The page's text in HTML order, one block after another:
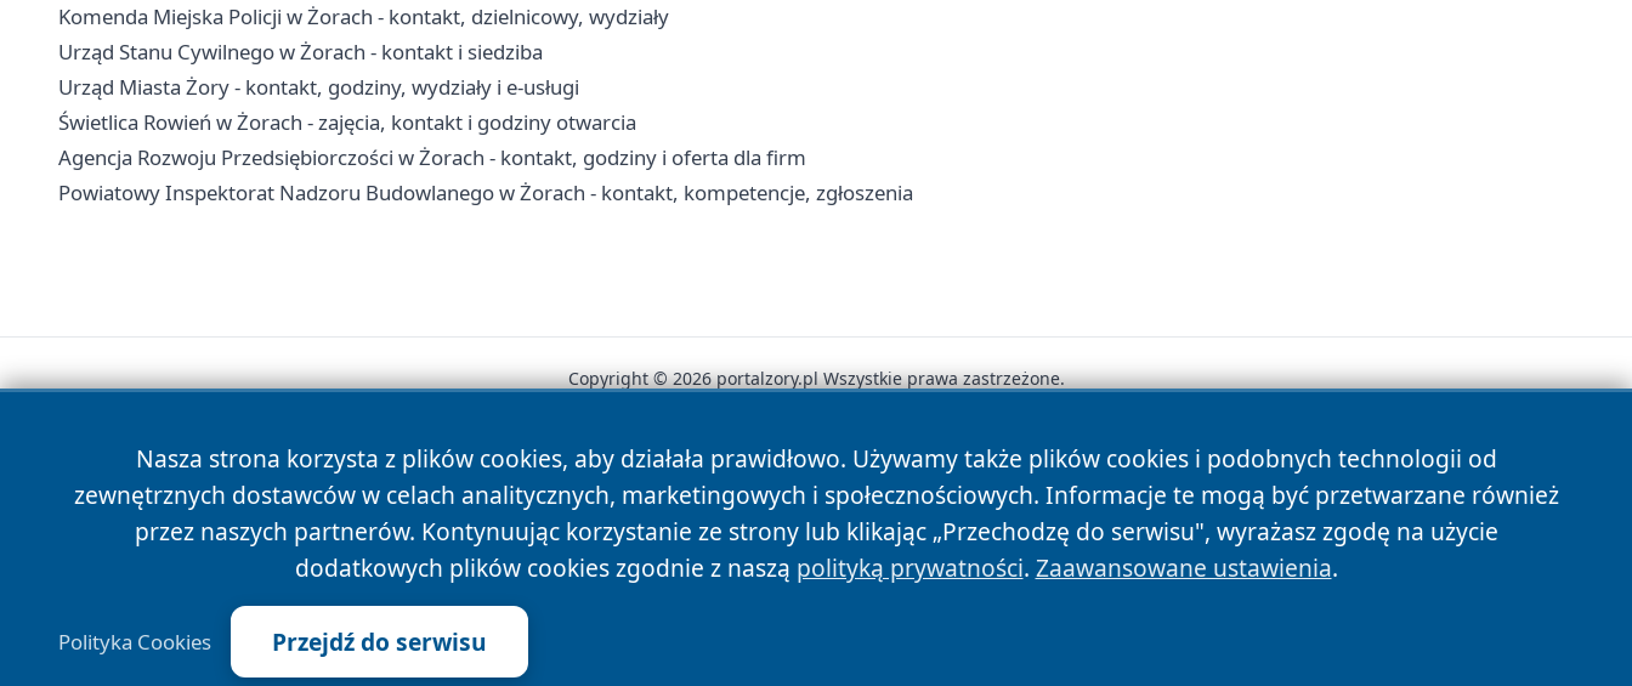
Komenda Miejska Policji w Żorach - kontakt, dzielnicowy, wydziały
Urząd Stanu Cywilnego w Żorach - kontakt i siedziba
Urząd Miasta Żory - kontakt, godziny, wydziały i e-usługi
Świetlica Rowień w Żorach - zajęcia, kontakt i godziny otwarcia
Agencja Rozwoju Przedsiębiorczości w Żorach - kontakt, godziny i oferta dla firm
Powiatowy Inspektorat Nadzoru Budowlanego w Żorach - kontakt, kompetencje, zgłoszenia
Nasza strona korzysta z plików cookies, aby działała prawidłowo. Używamy także plików cookies i podobnych technologii od
zewnętrznych dostawców w celach analitycznych, marketingowych i społecznościowych. Informacje te mogą być przetwarzane również
przez naszych partnerów. Kontynuując korzystanie ze strony lub klikając „Przechodzę do serwisu", wyrażasz zgodę na użycie
dodatkowych plików cookies zgodnie z naszą polityką prywatności. Zaawansowane ustawienia.
Polityka Cookies Przejdź do serwisu
Copyright © 2026 portalzory.pl Wszystkie prawa zastrzeżone.
News Autorzy Polityka Prywatności Polityka Cookies